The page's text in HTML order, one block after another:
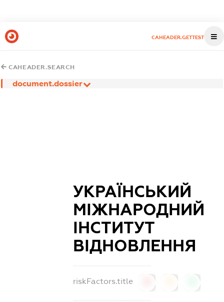
CAHEADER.GETTEST
CAHEADER.SEARCH
document.dossier
УКРАЇНСЬКИЙ
МІЖНАРОДНИЙ
ІНСТИТУТ
ВІДНОВЛЕННЯ
riskFactors.title